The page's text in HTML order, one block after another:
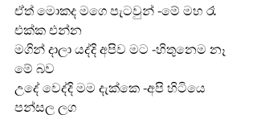
ඒත් මොකද මගෙ පැටවුන් -මේ මහ රෑ
එක්ක එන්න
මගින් දාලා යද්දි අපිව මට -හිතුනෙම නෑ
මේ බව
උදේ වෙද්දි මම දැක්කෙ -අපි හිටියෙ
පන්සල ලග